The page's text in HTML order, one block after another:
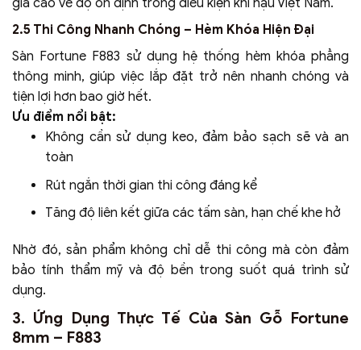
2.5 Thi Công Nhanh Chóng – Hèm Khóa Hiện Đại
Sàn Fortune F883 sử dụng hệ thống hèm khóa phẳng
thông minh, giúp việc lắp đặt trở nên nhanh chóng và
tiện lợi hơn bao giờ hết.
Ưu điểm nổi bật:
Không cần sử dụng keo, đảm bảo sạch sẽ và an
toàn
Rút ngắn thời gian thi công đáng kể
Tăng độ liên kết giữa các tấm sàn, hạn chế khe hở
Nhờ đó, sản phẩm không chỉ dễ thi công mà còn đảm
bảo tính thẩm mỹ và độ bền trong suốt quá trình sử
dụng.
3. Ứng Dụng Thực Tế Của Sàn Gỗ Fortune
8mm – F883